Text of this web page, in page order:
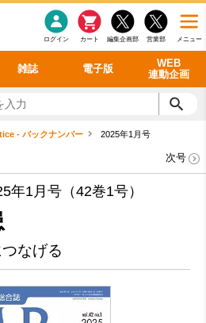
メニュー
営業部
編集企画部
カート
ログイン
雑誌 電子版
WEB
連動企画
看護・介護
シリーズ一覧
最新号 バックナンバー
析」WEB動画
」 WEB動画
- バックナンバー 2025年1月号
次号
1月号（42巻1号）
なげる